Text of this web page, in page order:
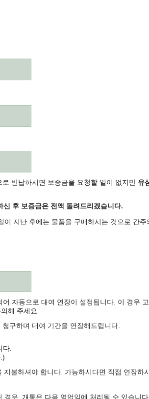
로 반납하시면 보증금을 요청할 일이 없지만 유
후 보증금은 전액 돌려드리겠습니다.
지난 후에는 물품을 구매하시는 것으로 간
자동으로 대여 연장이 설정됩니다. 이 경우
해 주세요.
청구하며 대여 기간을 연장해드립니다.
다.
불하셔야 합니다. 가능하시다면 직접 연장하
우, 개통은 다음 영업일에 처리될 수 있습니